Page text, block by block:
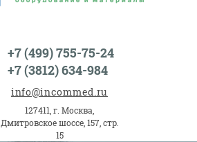
+7 (499) 755-75-24
+7 (3812) 634-984
info@incommed.ru
127411, г. Москва,
Дмитровское шоссе, 157, стр.
15